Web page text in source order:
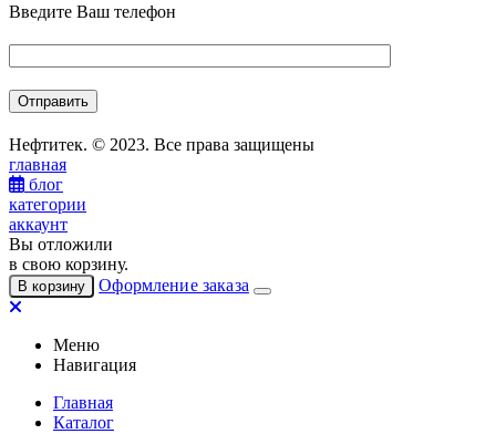
Введите Ваш телефон
Нефтитек. © 2023. Все права защищены
главная
блог
категории
аккаунт
Вы отложили
в свою корзину.
В корзину Оформление заказа
Меню
Навигация
Главная
Каталог